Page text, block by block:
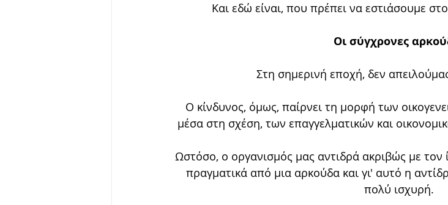
Και εδώ είναι, που πρέπει να εστιάσουμε
Οι σύγχρονες
Στη σημερινή εποχή, δεν
Ο κίνδυνος, όμως, παίρνει τη μορφή των
μέσα στη σχέση, των επαγγελματικών και
Ωστόσο, ο οργανισμός μας αντιδρά ακριβώς με τον
πραγματικά από μια αρκούδα και γι' αυτό η
πολύ ισχυρή.